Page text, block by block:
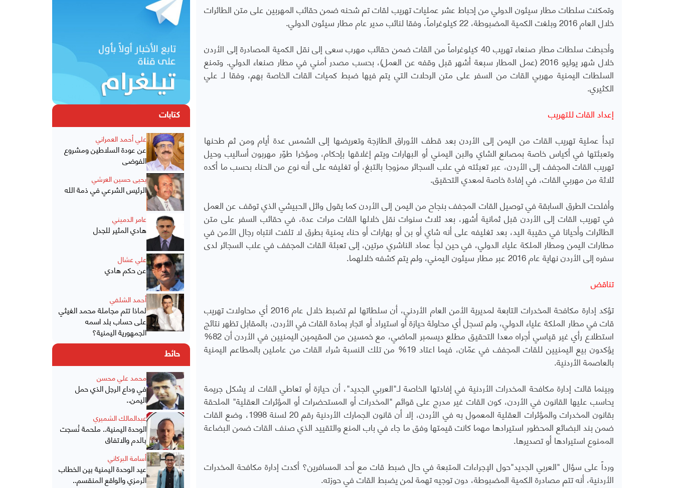
وتمكنت سلطات مطار سيئون الدولي من إحباط عشر عمليات تهريب لقات تم شحنه ضمن حقائب المهربين على متن الطائرات
خلال العام 2016 وبلغت الكمية المضبوطة، 22 كيلوغراماً، وفقا لنائب مدير عام مطار سيئون الدولي.
وأحبطت سلطات مطار صنعاء تهريب 40 كيلوغراماً من القات ضمن حقائب مهرب سعى إلى نقل الكمية المصادرة إلى الأردن
خلال شهر يوليو 2016 (عمل المطار سبعة أشهر قبل وقفه عن العمل)، بحسب مصدر أمني في مطار صنعاء الدولي. وتمنع
السلطات اليمنية مهربي القات من السفر على متن الرحلات التي يتم فيها ضبط كميات القات الخاصة بهم، وفقا لـ علي
الكثيري.
إعداد القات للتهريب
تبدأ عملية تهريب القات من اليمن إلى الأردن بعد قطف الأوراق الطازجة وتعريضها إلى الشمس عدة أيام ومن ثم طحنها
وتعبئتها في أكياس خاصة بمصانع الشاي والبن اليمني أو البهارات ويتم إغلاقها بإحكام، ومؤخرا طوّر مهربون أساليب وحيل
تهريب القات المجفف إلى الأردن، عبر تعبئته في علب السجائر ممزوجا بالتبغ، أو تغليفه على أنه نوع من الحناء بحسب ما أكده
ثلاثة من مهربي القات، في إفادة خاصة لمعدي التحقيق.
وأفلحت الطرق السابقة في توصيل القات المجفف بنجاح من اليمن إلى الأردن كما يقول وائل الحبيشي الذي توقف عن العمل
في تهريب القات إلى الأردن قبل ثمانية أشهر، بعد ثلاث سنوات نقل خلالها القات مرات عدة، في حقائب السفر على متن
الطائرات وأحيانا في حقيبة اليد، بعد تغليفه على أنه شاي أو بن أو بهارات أو حناء يمنية بطرق لا تلفت انتباه رجال الأمن في
مطارات اليمن ومطار الملكة علياء الدولي، في حين لجأ عماد الناشري مرتين، إلى تعبئة القات المجفف في علب السجائر لدى
سفره إلى الأردن نهاية عام 2016 عبر مطار سيئون اليمني، ولم يتم كشفه خلالهما.
تناقض
تؤكد إدارة مكافحة المخدرات التابعة لمديرية الأمن العام الأردني، أن سلطاتها لم تضبط خلال عام 2016 أي محاولات تهريب
قات في مطار الملكة علياء الدولي، ولم تسجل أي محاولة حيازة أو استيراد أو اتجار بمادة القات في الأردن، بالمقابل تظهر نتائج
استطلاع رأي غير قياسي أجراه معدا التحقيق مطلع ديسمبر الماضي، مع خمسين من المقيمين اليمنيين في الأردن أن 82%
يؤكدون بيع اليمنيين للقات المجفف في عمّان، فيما اعتاد 19% من تلك النسبة شراء القات من عاملين بالمطاعم اليمنية
بالعاصمة الأردنية.
وبينما قالت إدارة مكافحة المخدرات الأردنية في إفادتها الخاصة لـ"العربي الجديد"، أن حيازة أو تعاطي القات لا يشكل جريمة
يحاسب عليها القانون في الأردن، كون القات غير مدرج على قوائم "المخدرات أو المستحضرات أو المؤثرات العقلية" الملحقة
بقانون المخدرات والمؤثرات العقلية المعمول به في الأردن، إلا أن قانون الجمارك الأردنية رقم 20 لسنة 1998، وضع القات
ضمن بند البضائع المحظور استيرادها مهما كانت قيمتها وفق ما جاء في باب المنع والتقييد الذي صنف القات ضمن البضاعة
الممنوع استيرادها أو تصديرها.
ورداً على سؤال "العربي الجديد"حول الإجراءات المتبعة في حال ضبط قات مع أحد المسافرين؟ أكدت إدارة مكافحة المخدرات
الأردنية، أنه تتم مصادرة الكمية المضبوطة، دون توجيه تهمة لمن يضبط القات في حوزته.
كتابات
علي أحمد العمراني
عن عودة السلاطين ومشروع
الفوضى
يحيى حسين العرشي
الرئيس الشرعي في ذمة الله
عامر الدميني
هادي المثير للجدل
علي عشال
عن حكم هادي
أحمد الشلفي
لماذا تتم مجاملة محمد الغيثي
على حساب بلد اسمه
الجمهورية اليمنية؟
حائط
محمد علي محسن
في وداع الرجل الذي حمل
اليمن..
عبدالمالك الشميري
الوحدة اليمنية.. ملحمة نُسجت
بالدم والاتفاق
أسامة البركاني
عيد الوحدة اليمنية بين الخطاب
الرمزي والواقع المنقسم..